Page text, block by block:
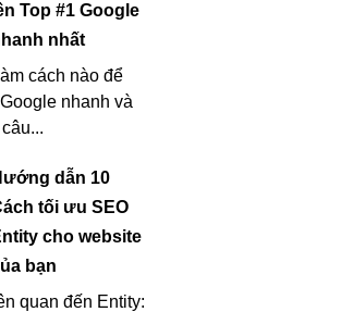
Top #1 Google
nhất
cách nào để
nhanh và
dẫn 10
tối ưu SEO
cho website
bạn
quan đến Entity: